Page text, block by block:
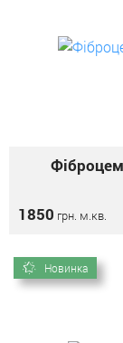
1850 грн. м.кв.
Новинка